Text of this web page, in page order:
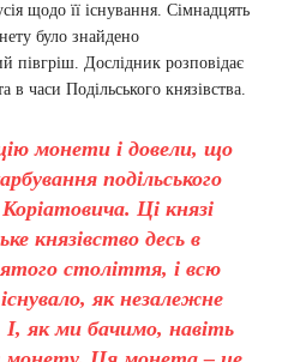
щодо її існування. Сімнадцять
було знайдено
півгріш. Дослідник розповідає
часи Подільського князівства.
монети і довели, що
подільського
Ці князі
князівство десь в
століття, і всю
як незалежне
як ми бачимо, навіть